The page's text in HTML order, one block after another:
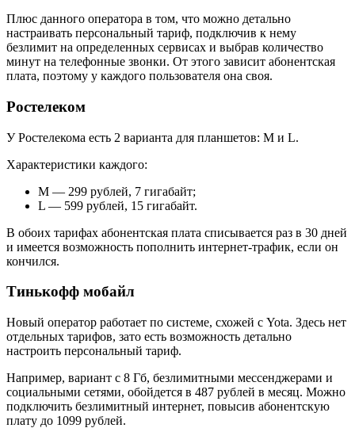
Плюс данного оператора в том, что можно детально
настраивать персональный тариф, подключив к нему
безлимит на определенных сервисах и выбрав количество
минут на телефонные звонки. От этого зависит абонентская
плата, поэтому у каждого пользователя она своя.
Ростелеком
У Ростелекома есть 2 варианта для планшетов: M и L.
Характеристики каждого:
M — 299 рублей, 7 гигабайт;
L — 599 рублей, 15 гигабайт.
В обоих тарифах абонентская плата списывается раз в 30 дней
и имеется возможность пополнить интернет-трафик, если он
кончился.
Тинькофф мобайл
Новый оператор работает по системе, схожей с Yota. Здесь нет
отдельных тарифов, зато есть возможность детально
настроить персональный тариф.
Например, вариант с 8 Гб, безлимитными мессенджерами и
социальными сетями, обойдется в 487 рублей в месяц. Можно
подключить безлимитный интернет, повысив абонентскую
плату до 1099 рублей.